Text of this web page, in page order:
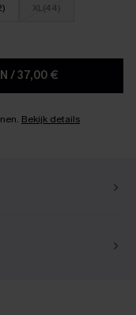
XL(44)
/37,00 €
Bekijk details